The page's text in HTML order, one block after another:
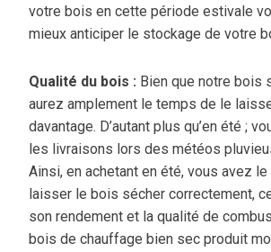
votre bois en cette période estivale
mieux anticiper le stockage de votre
Qualité du bois : Bien que notre bois
aurez amplement le temps de le
davantage. D’autant plus qu’en été ;
les livraisons lors des météos
Ainsi, en achetant en été, vous avez
laisser le bois sécher correctement,
son rendement et la qualité de
bois de chauffage bien sec produit